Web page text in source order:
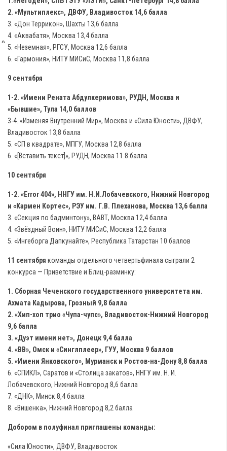
2. «Мультиплекс», ДВФУ, Владивосток 14,6 балла
3. «Дон Террикон», Шахты 13,6 балла
4. «Аквабатя», Москва 13,4 балла
5. «Неземная», РГСУ, Москва 12,6 балла
6. «Гармония», НИТУ МИСиС, Москва 11,8 балла
9 сентября
1-2. «Имени Рената Абдулкеримова», РУДН, Москва и
«Бывшие», Тула 14,0 баллов
3-4. «Изменяя Внутренний Мир», Москва и «Сила Юности», ДВФУ,
Владивосток 13,8 балла
5. «СП в квадрате», МПГУ, Москва 12,8 балла
6. «[Вставить текст]», РУДН, Москва 11.8 балла
10 сентября
1-2. «Error 404», ННГУ им. Н.И.Лобачевского, Нижний Новгород
и «Кармен Кортес», РЭУ им. Г.В. Плеханова, Москва 13,6 балла
3. «Секция по бадминтону», ВАВТ, Москва 12,4 балла
4. «Звёздный Воин», НИТУ МИСиС, Москва 12,2 балла
5. «Ингеборга Дапкунайте», Республика Татарстан 10 баллов
11 сентября команды отдельного четвертьфинала сыграли 2
конкурса — Приветствие и Блиц-разминку:
1. Сборная Чеченского государственного университета им.
Ахмата Кадырова, Грозный 9,8 балла
2. «Хип-хоп трио «Чупа-чупс», Владивосток-Нижний Новгород
9,6 балла
3. «Дуэт имени нет», Донецк 9,4 балла
4. «ВВ», Омск и «Синглплеер», ГУУ, Москва 9 баллов
5. «Имени Янковского», Мурманск и Ростов-на-Дону 8,8 балла
6. «СПИКЛ», Саратов и «Столица закатов», ННГУ им. Н. И.
Лобачевского, Нижний Новгород 8,6 балла
7. «ДНК», Минск 8,4 балла
8. «Вишенка», Нижний Новгород 8,2 балла
Добором в полуфинал приглашены команды:
«Сила Юности», ДВФУ, Владивосток
9,
ММЦ
«Планета
КВН»
состоялись
игры
1/4
Центральной
Лиги
Москвы
Подмосковья.